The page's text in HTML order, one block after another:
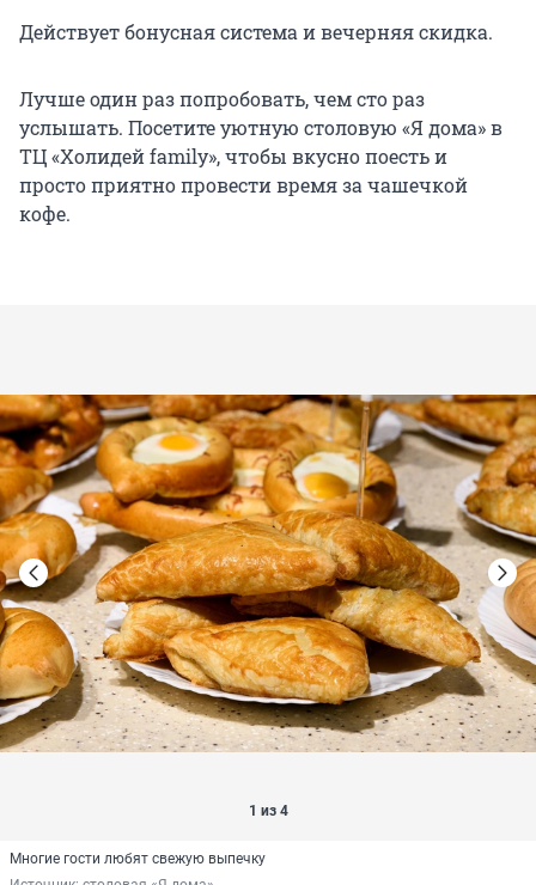
Действует бонусная система и вечерняя скидка.
Лучше один раз попробовать, чем сто раз
услышать. Посетите уютную столовую «Я дома» в
ТЦ «Холидей family», чтобы вкусно поесть и
просто приятно провести время за чашечкой
кофе.
1 из 4
Многие гости любят свежую выпечку